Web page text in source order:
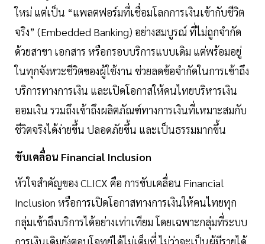
ใหม่ แต่เป็น “แพลตฟอร์มที่เชื่อมโลกการเงินเข้ากับชีวิต
จริง” (Embedded Banking) อย่างสมบูรณ์ ที่ไม่ถูกจำกัด
ด้วยสาขา เอกสาร หรือกรอบบริการแบบเดิม แต่พร้อมอยู่
ในทุกจังหวะชีวิตของผู้ใช้งาน ช่วยลดข้อจำกัดในการเข้าถึง
บริการทางการเงิน และเปิดโอกาสให้คนไทยบริหารเงิน
ออมเงิน รวมถึงเข้าถึงผลิตภัณฑ์ทางการเงินที่เหมาะสมกับ
ชีวิตจริงได้ง่ายขึ้น ปลอดภัยขึ้น และเป็นธรรมมากขึ้น
ขับเคลื่อน Financial Inclusion
หัวใจสำคัญของ CLICX คือ การขับเคลื่อน Financial
Inclusion หรือการเปิดโอกาสทางการเงินให้คนไทยทุก
กลุ่มเข้าถึงบริการได้อย่างเท่าเทียม โดยเฉพาะกลุ่มที่ระบบ
การเงินเดิมยังตอบโจทย์ได้ไม่เต็มที่ ไม่ว่าจะเป็นผู้มีรายได้